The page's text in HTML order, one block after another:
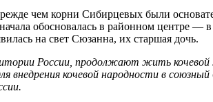
чем корни Сибирцевых были
обосновалась в районном центре
на свет Сюзанна, их старшая дочь.
России, продолжают жить кочевой
внедрения кочевой народности в